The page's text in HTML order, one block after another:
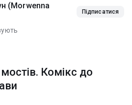
(Morwenna
Підписатися
Комікс до